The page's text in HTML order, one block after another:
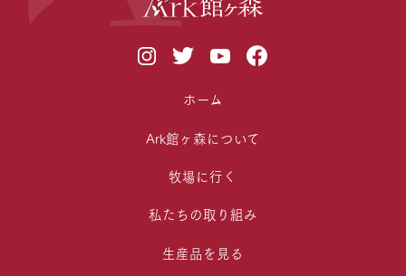
ホーム
Ark館ヶ森について
牧場に行く
私たちの取り組み
生産品を見る